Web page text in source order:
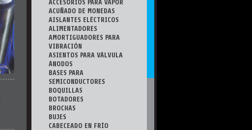
ACCESORIOS PARA VAPOR
ACUÑADO DE MONEDAS
AISLANTES ELÉCTRICOS
ALIMENTADORES
AMORTIGUADORES PARA
VIBRACIÓN
ASIENTOS PARA VÁLVULA
ÁNODOS
BASES PARA
SEMICONDUCTORES
BOQUILLAS
BOTADORES
BROCHAS
BUJES
CABECEADO EN FRÍO